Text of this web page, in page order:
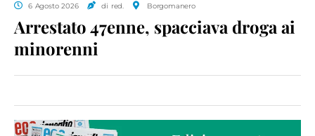
6 Agosto 2026 di red. Borgomanero
Arrestato 47enne, spacciava droga ai
minorenni